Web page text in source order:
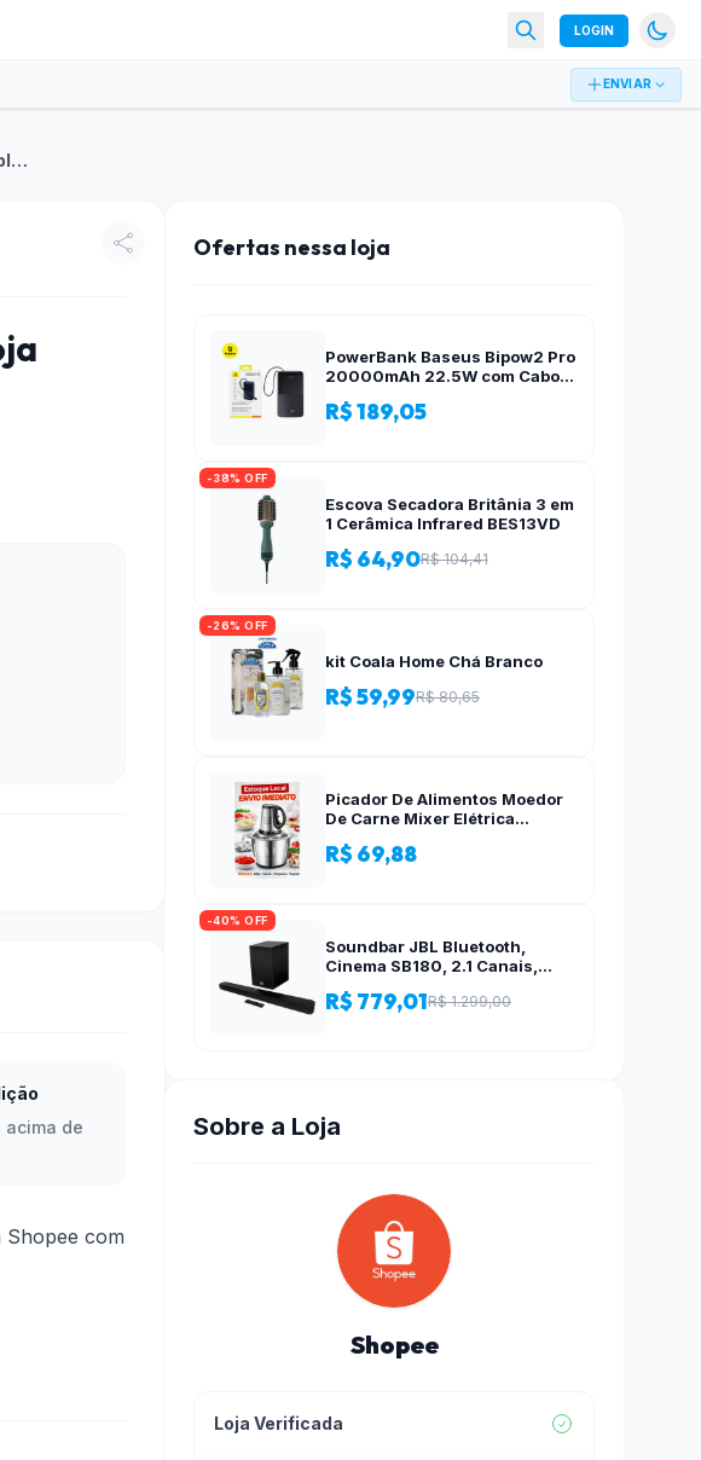
LOGIN
ENVIAR
R$100 OFF em produtos selecionados na loja REDE Marketplace® na Shopee
acima de
Shopee com
Ofertas nessa loja
PowerBank Baseus Bipow2 Pro
20000mAh 22.5W com Cabo
EnerFill FC51
R$ 189,05
-38% OFF
Escova Secadora Britânia 3 em
1 Cerâmica Infrared BES13VD
R$ 64,90R$ 104,41
-26% OFF
kit Coala Home Chá Branco
R$ 59,99R$ 80,65
Picador De Alimentos Moedor
De Carne Mixer Elétrica
Alho – 110v-220v
R$ 69,88
-40% OFF
Soundbar JBL Bluetooth,
Cinema SB180, 2.1 Canais,
110W RMS
R$ 779,01R$ 1.299,00
Sobre a Loja
Shopee
Loja Verificada